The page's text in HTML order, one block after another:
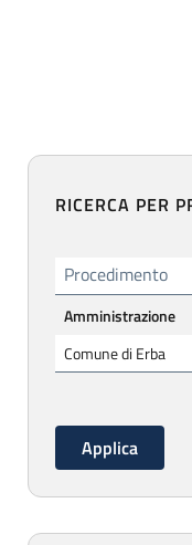
RICERCA PER
Procedimento
Amministrazione